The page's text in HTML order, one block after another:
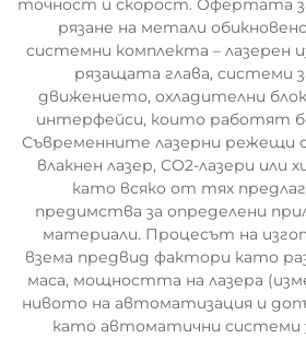
точност и скорост. Офертата
рязане на метали
системни комплекта – лазерен
рязащата глава, системи
движението, охладителни
интерфейси, които работят
Съвременните лазерни режещи
влакнен лазер, CO2-лазери или
като всяко от тях
предимства за определени
материали. Процесът на
взема предвид фактори като
маса, мощността на лазера
нивото на автоматизация и
като автоматични системи